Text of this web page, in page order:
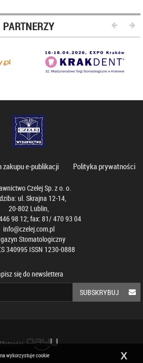
PARTNERZY
zakupu e-publikacji Polityka prywatności
Czelej Sp. z o. o.
ul. Skrajna 12-14,
20-802 Lublin,
98 12; fax: 81/ 470 93 04
info@czelej.com.pl
Stomatologiczny
340995 ISSN 1230-0888
się do newslettera
SUBSKRYBUJ
Płatności:
wykorzystuje cookie X